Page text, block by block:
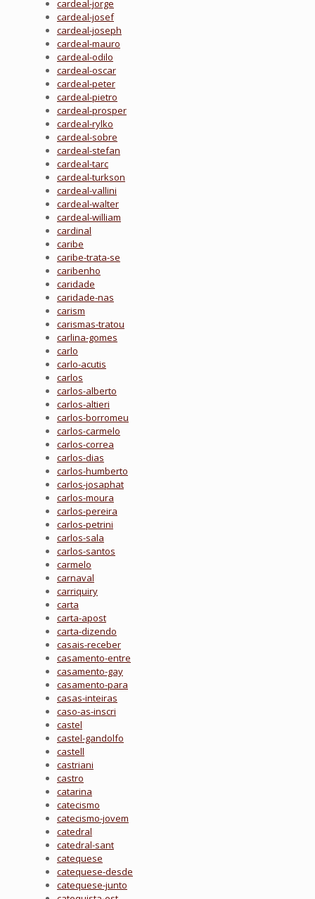
cardeal-jorge
cardeal-josef
cardeal-joseph
cardeal-mauro
cardeal-odilo
cardeal-oscar
cardeal-peter
cardeal-pietro
cardeal-prosper
cardeal-rylko
cardeal-sobre
cardeal-stefan
cardeal-tarc
cardeal-turkson
cardeal-vallini
cardeal-walter
cardeal-william
cardinal
caribe
caribe-trata-se
caribenho
caridade
caridade-nas
carism
carismas-tratou
carlina-gomes
carlo
carlo-acutis
carlos
carlos-alberto
carlos-altieri
carlos-borromeu
carlos-carmelo
carlos-correa
carlos-dias
carlos-humberto
carlos-josaphat
carlos-moura
carlos-pereira
carlos-petrini
carlos-sala
carlos-santos
carmelo
carnaval
carriquiry
carta
carta-apost
carta-dizendo
casais-receber
casamento-entre
casamento-gay
casamento-para
casas-inteiras
caso-as-inscri
castel
castel-gandolfo
castell
castriani
castro
catarina
catecismo
catecismo-jovem
catedral
catedral-sant
catequese
catequese-desde
catequese-junto